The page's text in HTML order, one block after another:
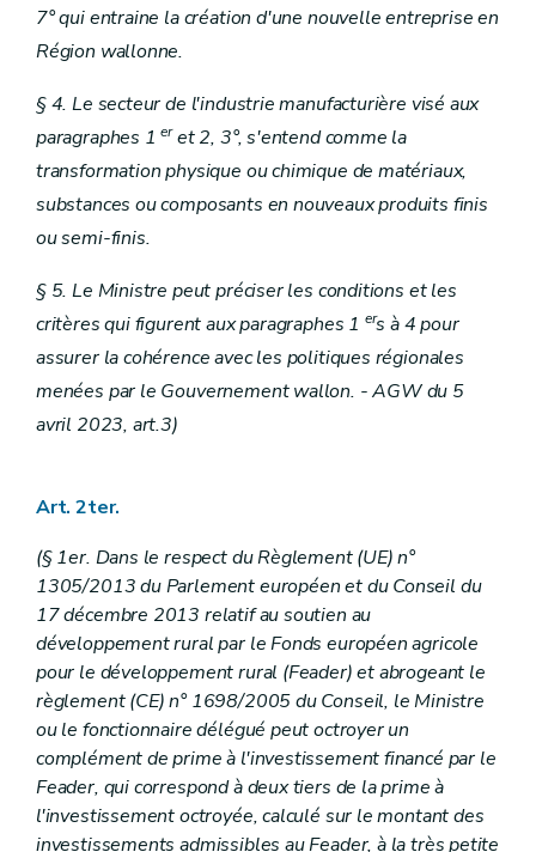
7° qui entraine la création d'une nouvelle entreprise en
Région wallonne.
§ 4. Le secteur de l'industrie manufacturière visé aux
paragraphes 1eret 2, 3°, s'entend comme la
transformation physique ou chimique de matériaux,
substances ou composants en nouveaux produits finis
ou semi-finis.
§ 5. Le Ministre peut préciser les conditions et les
critères qui figurent aux paragraphes 1 ers à 4 pour
assurer la cohérence avec les politiques régionales
menées par le Gouvernement wallon. - AGW du 5
avril 2023, art.3)
Art. 2ter.
(§ 1er. Dans le respect du Règlement (UE) n°
1305/2013 du Parlement européen et du Conseil du
17 décembre 2013 relatif au soutien au
développement rural par le Fonds européen agricole
pour le développement rural (Feader) et abrogeant le
règlement (CE) n° 1698/2005 du Conseil, le Ministre
ou le fonctionnaire délégué peut octroyer un
complément de prime à l'investissement financé par le
Feader, qui correspond à deux tiers de la prime à
l'investissement octroyée, calculé sur le montant des
investissements admissibles au Feader, à la très petite